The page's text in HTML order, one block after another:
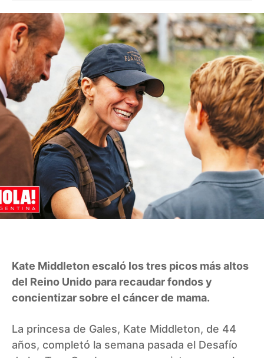
Kate Middleton escaló los tres picos más altos
del Reino Unido para recaudar fondos y
concientizar sobre el cáncer de mama.
La princesa de Gales, Kate Middleton, de 44
años, completó la semana pasada el Desafío